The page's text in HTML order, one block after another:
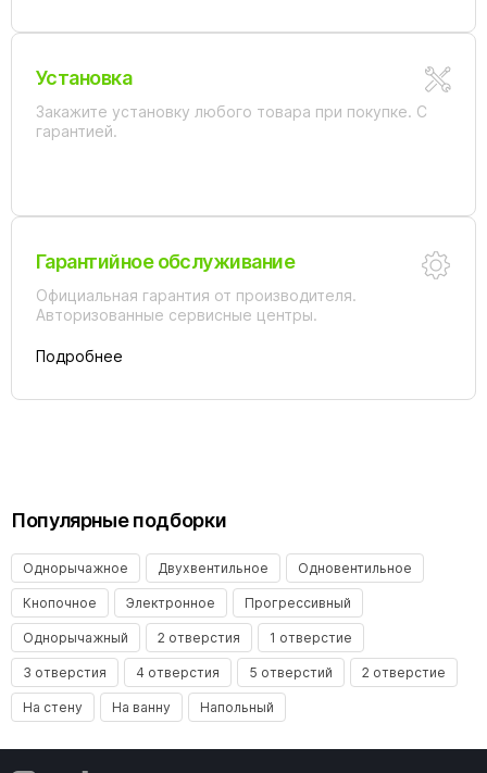
Установка
Закажите установку любого товара при покупке. С
гарантией.
Гарантийное обслуживание
Официальная гарантия от производителя.
Авторизованные сервисные центры.
Подробнее
Популярные подборки
Однорычажное Двухвентильное Одновентильное
Кнопочное Электронное Прогрессивный
Однорычажный 2 отверстия 1 отверстие
3 отверстия 4 отверстия 5 отверстий 2 отверстие
На стену На ванну Напольный